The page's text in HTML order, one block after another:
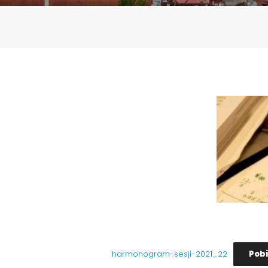
harmonogram-sesji-2021_22